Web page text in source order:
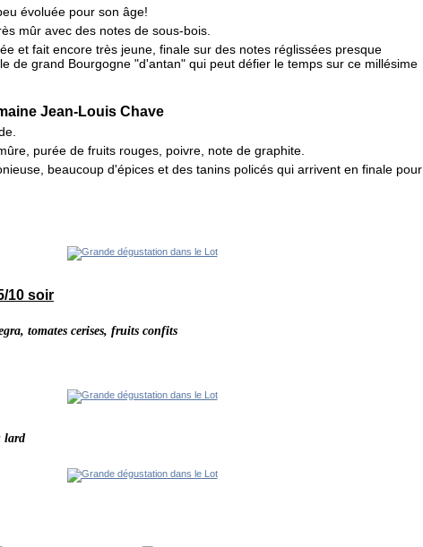
évoluée pour son âge!
mûr avec des notes de sous-bois.
et fait encore très jeune, finale sur des notes réglissées presque
de grand Bourgogne "d'antan" qui peut défier le temps sur ce millésime
Jean-Louis Chave
purée de fruits rouges, poivre, note de graphite.
beaucoup d'épices et des tanins policés qui arrivent en finale pour
10 soir
tomates cerises, fruits confits
lard